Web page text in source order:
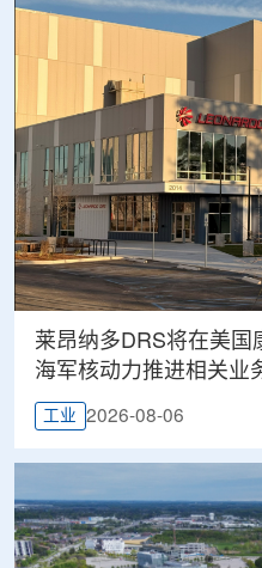
莱昂纳多DRS将在美国
海军核动力推进相关业
工业 2026-08-06